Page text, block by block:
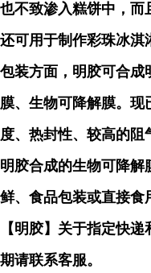
也不致渗入糕饼中，而
还可用于制作彩珠冰淇
包装方面，明胶可合成
膜、生物可降解膜。
度、热封性、较高的阻
明胶合成的生物可降
鲜、食品包装或直接食
【明胶】关于指定快
期请联系客服。